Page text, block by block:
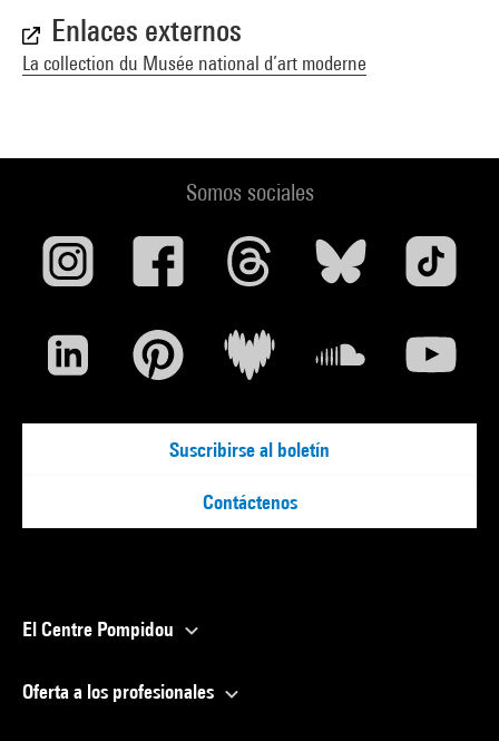
Enlaces externos
La collection du Musée national d’art moderne
Somos sociales
Suscribirse al boletín
Contáctenos
El Centre Pompidou
Oferta a los profesionales